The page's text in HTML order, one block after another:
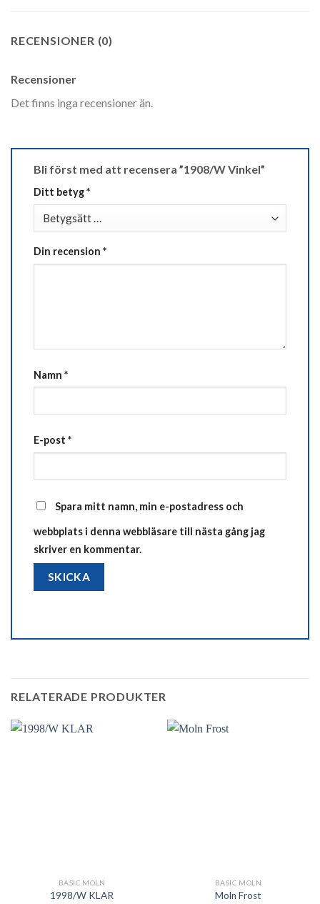
RECENSIONER (0)
Recensioner
Det finns inga recensioner än.
Bli först med att recensera ”1908/W Vinkel”
Ditt betyg*
Din recension *
Namn *
E-post *
Spara mitt namn, min e-postadress och
webbplats i denna webbläsare till nästa gång jag
skriver en kommentar.
RELATERADE PRODUKTER
BASIC MOLN
1998/W KLAR
BASIC MOLN
Moln Frost